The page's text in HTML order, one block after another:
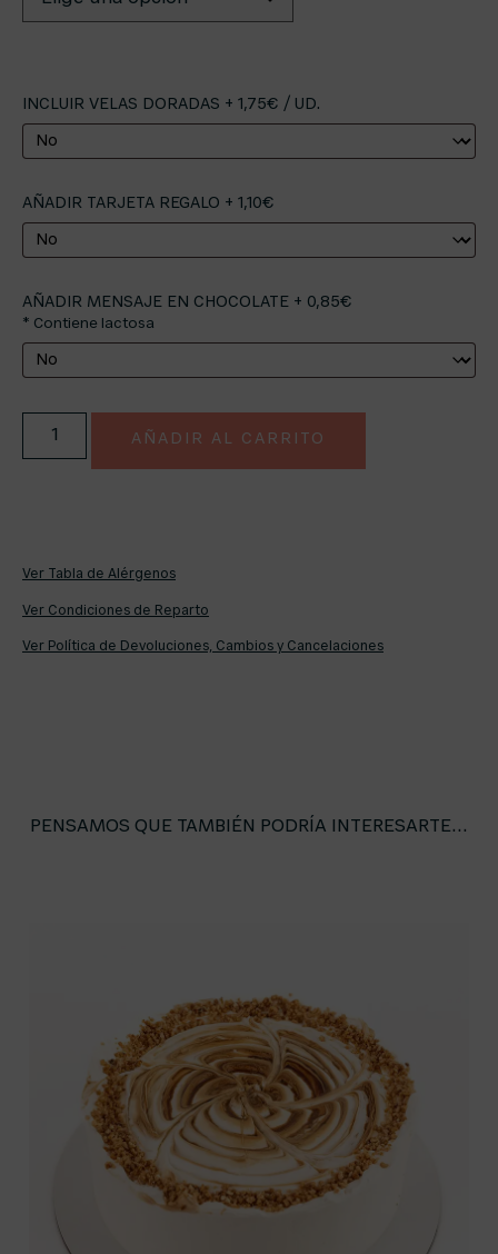
INCLUIR VELAS DORADAS + 1,75€ / UD.
AÑADIR TARJETA REGALO + 1,10€
AÑADIR MENSAJE EN CHOCOLATE + 0,85€
* Contiene lactosa
AÑADIR AL CARRITO
Ver Tabla de Alérgenos
Ver Condiciones de Reparto
Ver Política de Devoluciones, Cambios y Cancelaciones
PENSAMOS QUE TAMBIÉN PODRÍA INTERESARTE...